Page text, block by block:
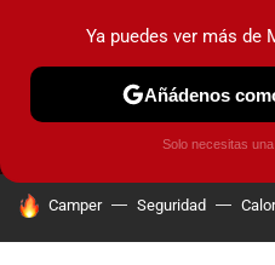
MENÚ
COCHES
HOY SE HABLA DE
Camper Seguridad Calor
Ya puedes ver más de
Añádenos
Solo necesitas